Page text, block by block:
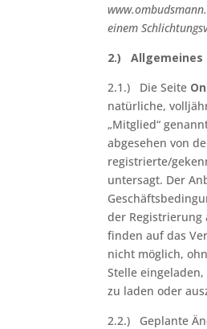
einem
2.) Allgemeines
2.1.) Die Seite
natürliche,
„Mitglied“
abgesehen von
registrierte/
untersagt. Der
der Registrierung
finden auf das
nicht möglich,
Stelle
zu laden oder
2.2.) Geplante